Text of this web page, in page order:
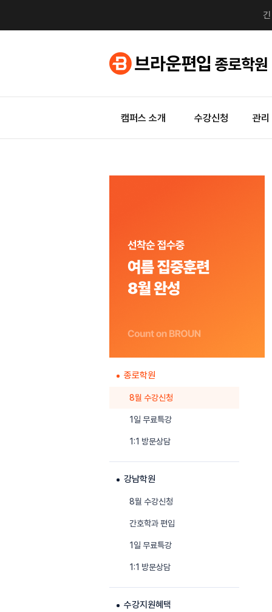
캠퍼스 소개 수강신청 관리
종로학원
8월 수강신청
1일 무료특강
1:1 방문상담
강남학원
8월 수강신청
간호학과 편입
1일 무료특강
1:1 방문상담
수강지원혜택